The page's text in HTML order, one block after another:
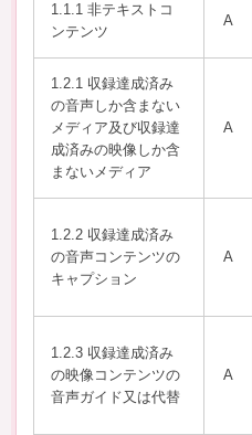
1.1.1 非テキストコ
ンテンツ
A
1.2.1 収録達成済み
の音声しか含まない
メディア及び収録達
成済みの映像しか含
まないメディア
A
1.2.2 収録達成済み
の音声コンテンツの
キャプション
A
1.2.3 収録達成済み
の映像コンテンツの
音声ガイド又は代替
A